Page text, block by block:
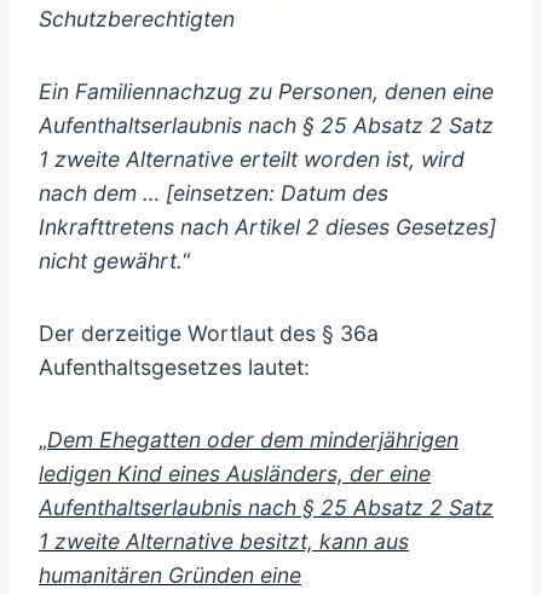
Schutzberechtigten
Ein Familiennachzug zu Personen, denen eine
Aufenthaltserlaubnis nach § 25 Absatz 2 Satz
1 zweite Alternative erteilt worden ist, wird
nach dem … [einsetzen: Datum des
Inkrafttretens nach Artikel 2 dieses Gesetzes]
nicht gewährt.“
Der derzeitige Wortlaut des § 36a
Aufenthaltsgesetzes lautet:
„Dem Ehegatten oder dem minderjährigen
ledigen Kind eines Ausländers, der eine
Aufenthaltserlaubnis nach § 25 Absatz 2 Satz
1 zweite Alternative besitzt, kann aus
humanitären Gründen eine